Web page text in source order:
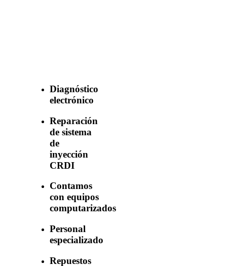
Diagnóstico
electrónico
Reparación
de sistema
de
inyección
CRDI
Contamos
con equipos
computarizados
Personal
especializado
Repuestos